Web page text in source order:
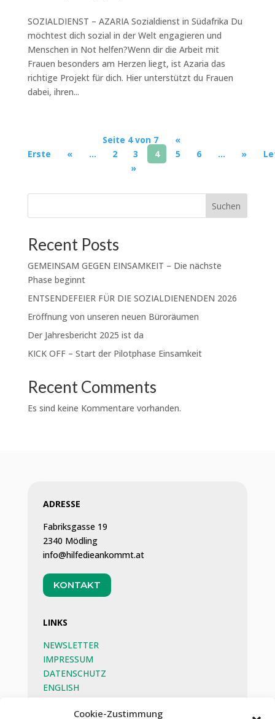
Cookie-Zustimmung
SOZIALDIENST – AZARIA Sozialdienst in Südafrika Du
möchtest dich sozial in der Welt engagieren und
Menschen in Not helfen?Wenn dir die Arbeit mit
Frauen besonders am Herzen liegt, ist Azaria das
richtige Projekt für dich. Hier unterstützt du Frauen
dabei, ihren...
Seite 4 von 7
«
Erste
« ... 2 3 4 5 6 ... »
»
Suchen
Recent Posts
GEMEINSAM GEGEN EINSAMKEIT – Die nächste
Phase beginnt
ENTSENDEFEIER FÜR DIE SOZIALDIENENDEN 2026
Eröffnung von unseren neuen Büroräumen
Der Jahresbericht 2025 ist da
KICK OFF – Start der Pilotphase Einsamkeit
Recent Comments
Es sind keine Kommentare vorhanden.
ADRESSE
Fabriksgasse 19
2340 Mödling
info@hilfedieankommt.at
KONTAKT
LINKS
NEWSLETTER
IMPRESSUM
DATENSCHUTZ
ENGLISH